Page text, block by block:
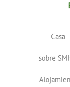
Casa
sobre